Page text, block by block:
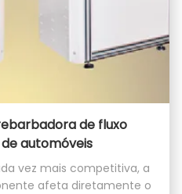
de fluxo
automóveis
vez mais competitiva, a
afeta diretamente o